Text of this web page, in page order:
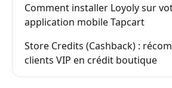
Comment installer Loyoly sur
application mobile Tapcart
Store Credits (Cashback) :
clients VIP en crédit boutique